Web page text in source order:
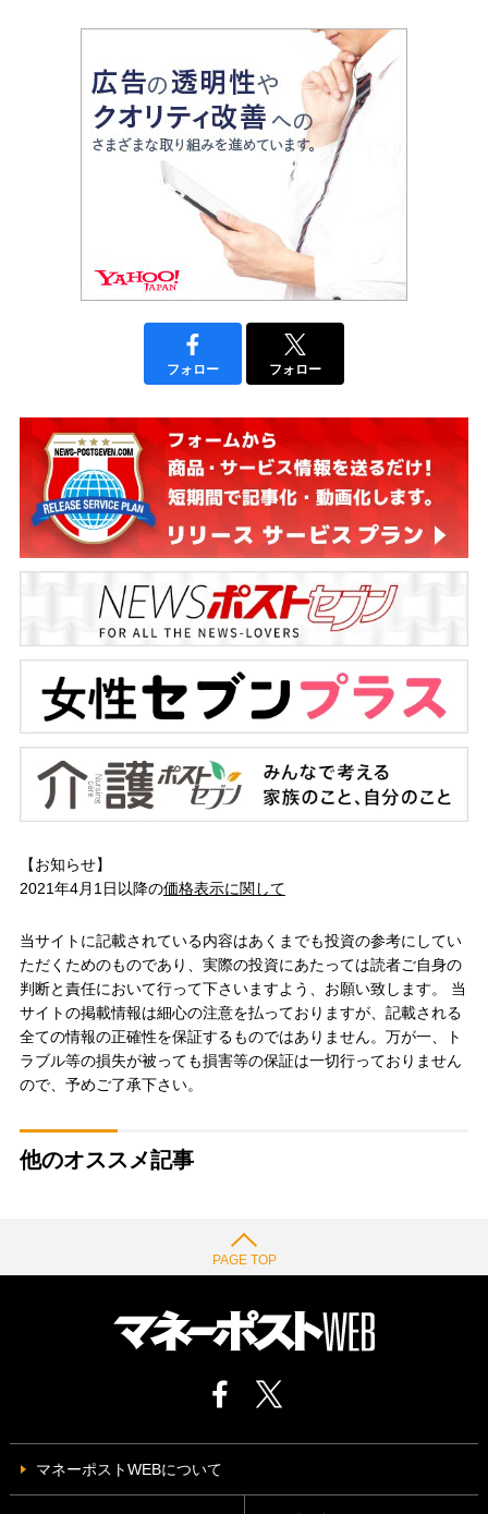
フォロー フォロー
【お知らせ】
2021年4月1日以降の価格表示に関して
当サイトに記載されている内容はあくまでも投資の参考にしてい
ただくためのものであり、実際の投資にあたっては読者ご自身の
判断と責任において行って下さいますよう、お願い致します。 当
サイトの掲載情報は細心の注意を払っておりますが、記載される
全ての情報の正確性を保証するものではありません。万が一、ト
ラブル等の損失が被っても損害等の保証は一切行っておりません
ので、予めご了承下さい。
他のオススメ記事
PAGE TOP
マネーポストWEBについて